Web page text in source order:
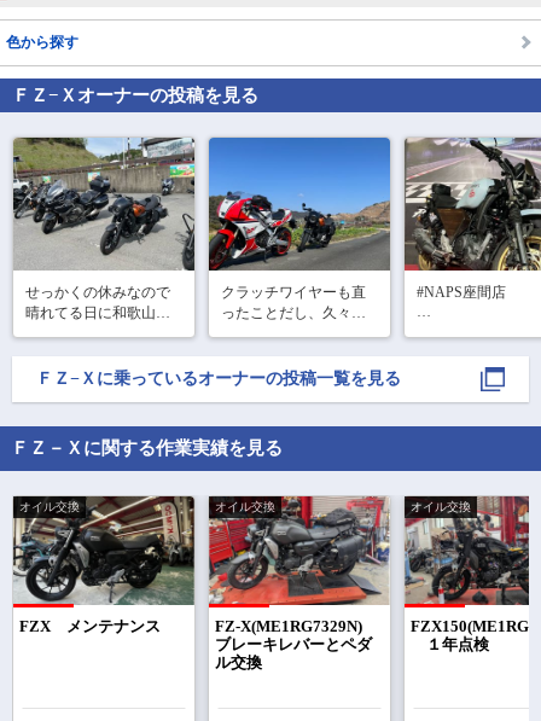
色から探す
ＦＺ−Ｘ オーナーの投稿を見る
せっかくの休みなので
晴れてる日に和歌山ま
で！
ほとんど高速乗ってた
クラッチワイヤーも直
ったことだし、久々の
房総半島へ！
気候も良くて絶好のツ
友にチェーン伸びすぎ
と指摘されたので来週
直します笑
皆様も良きバイクラ
#NAPS座間店
#FZX乗りと繋が
#FZX日本
ＦＺ−Ｘ に乗っているオーナーの投稿一覧を見る
ＦＺ－Ｘに関する作業実績を見る
オイル交換
FZX メンテナンス
オイル交換
FZ-X(ME1RG7329N)
ブレーキレバーとペダ
ル交換
オイル交換
１年点検
で相場をチェック！
車種選択するだけ、かんたん相場検索
まずはメーカーを選択する